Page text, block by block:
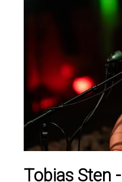
Tobias Sten